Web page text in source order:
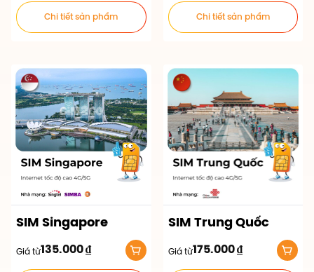
Chi tiết sản phẩm Chi tiết sản phẩm
SIM Singapore
Giá từ135.000₫
SIM Trung Quốc
Giá từ175.000₫